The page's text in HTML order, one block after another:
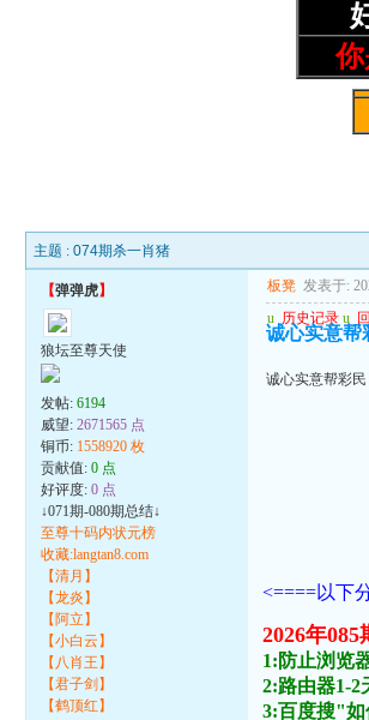
主题 :074期杀一肖猪
【弹弹虎】
狼坛至尊天使
发帖:6194
威望:2671565 点
铜币: 1558920 枚
贡献值:0 点
好评度:0 点
↓071期-080期总结↓
至尊十码内状元榜
收藏:langtan8.com
【清月】
【龙炎】
【阿立】
【小白云】
【八肖王】
【君子剑】
【鹤顶红】
板凳 发表于:
u 历史记录 u
诚心实意帮
诚心实意帮彩
<====以下
2026年
1:防止浏览
2:路由器1-2
3:百度搜"如